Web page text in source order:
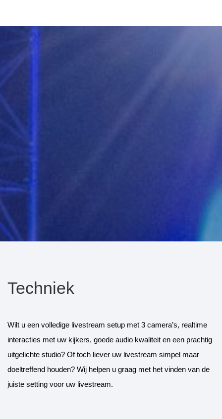
Techniek
Wilt u een volledige livestream setup met 3 camera’s, realtime
interacties met uw kijkers, goede audio kwaliteit en een prachtig
uitgelichte studio? Of toch liever uw livestream simpel maar
doeltreffend houden? Wij helpen u graag met het vinden van de
juiste setting voor uw livestream.